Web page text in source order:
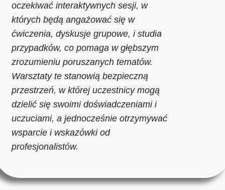
oczekiwać interaktywnych sesji, w
których będą angażować się w
ćwiczenia, dyskusje grupowe, i studia
przypadków, co pomaga w głębszym
zrozumieniu poruszanych tematów.
Warsztaty te stanowią bezpieczną
przestrzeń, w której uczestnicy mogą
dzielić się swoimi doświadczeniami i
uczuciami, a jednocześnie otrzymywać
wsparcie i wskazówki od
profesjonalistów.